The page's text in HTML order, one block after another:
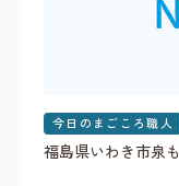
今日のまごころ職人
福島県いわき市泉